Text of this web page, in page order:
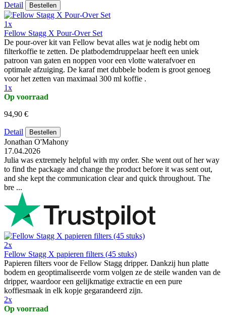
Detail Bestellen
1x
Fellow Stagg X Pour-Over Set
De pour-over kit van Fellow bevat alles wat je nodig hebt om
filterkoffie te zetten. De platbodemdruppelaar heeft een uniek
patroon van gaten en noppen voor een vlotte waterafvoer en
optimale afzuiging. De karaf met dubbele bodem is groot genoeg
voor het zetten van maximaal 300 ml koffie .
1x
Op voorraad
94,90 €
Detail Bestellen
Jonathan O'Mahony
17.04.2026
Julia was extremely helpful with my order. She went out of her way
to find the package and change the product before it was sent out,
and she kept the communication clear and quick throughout. The
bre ...
2x
Fellow Stagg X papieren filters (45 stuks)
Papieren filters voor de Fellow Stagg dripper. Dankzij hun platte
bodem en geoptimaliseerde vorm volgen ze de steile wanden van de
dripper, waardoor een gelijkmatige extractie en een pure
koffiesmaak in elk kopje gegarandeerd zijn.
2x
Op voorraad